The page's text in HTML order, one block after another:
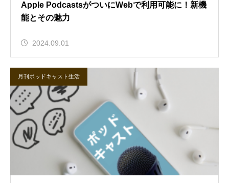
Apple PodcastsがついにWebで利用可能に！新機
能とその魅力
2024.09.01
月刊ポッドキャスト生活